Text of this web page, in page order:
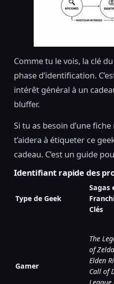
Comme tu le vois, la clé
phase d’identification.
intérêt général à un
bluffer.
Si tu as besoin d’une
t’aidera à étiqueter ce
cadeau. C’est un guide
Identifiant rapide des
Type de Geek
Sagas
Clés
Gamer
The
of Zelda
Elden
Call of